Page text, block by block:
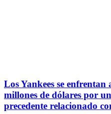
Los Yankees se
millones de dólares por
precedente relacionado